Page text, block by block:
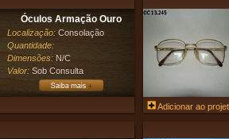
Óculos Armação Ouro
Localização: Consolação
Quantidade:
Dimensões: N/C
Valor: Sob Consulta
Adicionar ao